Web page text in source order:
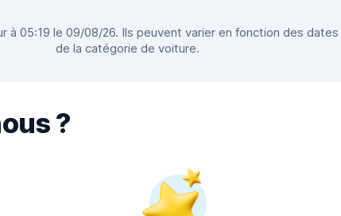
05:19 le 09/08/26. Ils peuvent varier en fonction des
de la catégorie de voiture.
?